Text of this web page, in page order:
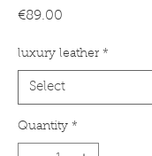
€89.00
luxury leather *
Quantity *